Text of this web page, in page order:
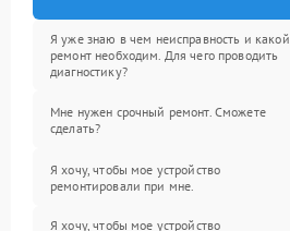
Я уже знаю в чем неисправность и какой
ремонт необходим. Для чего проводить
диагностику?
Мне нужен срочный ремонт. Сможете
сделать?
Я хочу, чтобы мое устройство
ремонтировали при мне.
Я хочу, чтобы мое устройство